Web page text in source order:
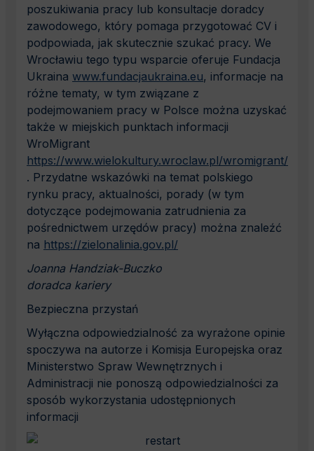
poszukiwania pracy lub konsultacje doradcy
zawodowego, który pomaga przygotować CV i
podpowiada, jak skutecznie szukać pracy. We
Wrocławiu tego typu wsparcie oferuje Fundacja
Ukraina www.fundacjaukraina.eu, informacje na
różne tematy, w tym związane z
podejmowaniem pracy w Polsce można uzyskać
także w miejskich punktach informacji
WroMigrant
https://www.wielokultury.wroclaw.pl/wromigrant/
. Przydatne wskazówki na temat polskiego
rynku pracy, aktualności, porady (w tym
dotyczące podejmowania zatrudnienia za
pośrednictwem urzędów pracy) można znaleźć
na https://zielonalinia.gov.pl/
Joanna Handziak-Buczko
doradca kariery
Bezpieczna przystań
Wyłączna odpowiedzialność za wyrażone opinie
spoczywa na autorze i Komisja Europejska oraz
Ministerstwo Spraw Wewnętrznych i
Administracji nie ponoszą odpowiedzialności za
sposób wykorzystania udostępnionych
informacji